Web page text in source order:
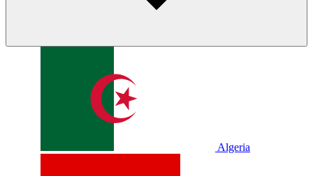
Algeria